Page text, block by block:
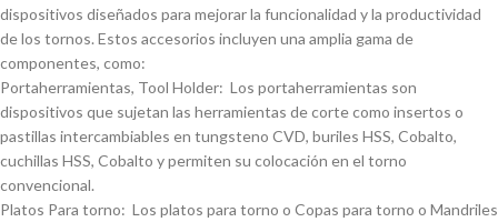
dispositivos diseñados para mejorar la funcionalidad y la productividad
de los tornos. Estos accesorios incluyen una amplia gama de
componentes, como:
Portaherramientas, Tool Holder: Los portaherramientas son
dispositivos que sujetan las herramientas de corte como insertos o
pastillas intercambiables en tungsteno CVD, buriles HSS, Cobalto,
cuchillas HSS, Cobalto y permiten su colocación en el torno
convencional.
Platos Para torno: Los platos para torno o Copas para torno o Mandriles